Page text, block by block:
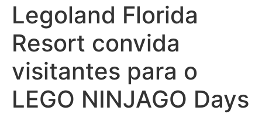
Legoland Florida
Resort convida
visitantes para o
LEGO NINJAGO Days